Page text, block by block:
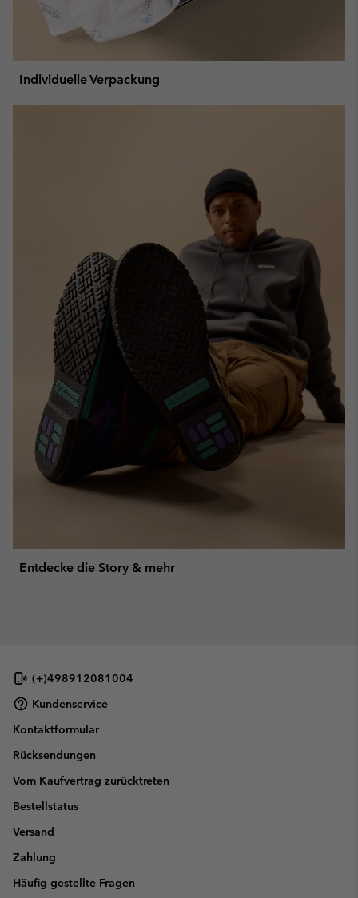
Individuelle Verpackung
Entdecke die Story & mehr
(+)498912081004
Kundenservice
Kontaktformular
Rücksendungen
Vom Kaufvertrag zurücktreten
Bestellstatus
Versand
Zahlung
Häufig gestellte Fragen